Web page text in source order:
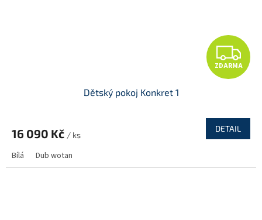
Z
D
R
A
ZDARMA
Dětský pokoj Konkret 1
16 090 Kč / ks
DETAIL
Bílá Dub wotan